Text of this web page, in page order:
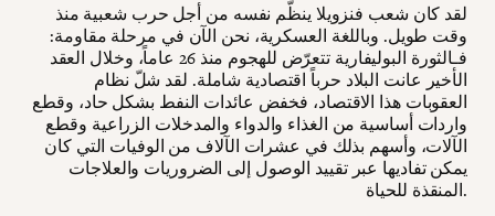
لقد كان شعب فنزويلا ينظّم نفسه من أجل حرب شعبية منذ
وقت طويل. وباللغة العسكرية، نحن الآن في مرحلة مقاومة:
فـالثورة البوليفارية تتعرّض للهجوم منذ 26 عاماً، وخلال العقد
الأخير عانت البلاد حرباً اقتصادية شاملة. لقد شلّ نظام
العقوبات هذا الاقتصاد، فخفض عائدات النفط بشكل حاد، وقطع
واردات أساسية من الغذاء والدواء والمدخلات الزراعية وقطع
الآلات، وأسهم بذلك في عشرات الآلاف من الوفيات التي كان
يمكن تفاديها عبر تقييد الوصول إلى الضروريات والعلاجات
المنقذة للحياة.